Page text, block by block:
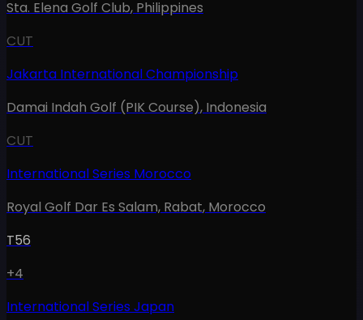
Sta. Elena Golf Club, Philippines
CUT
Jakarta International Championship
Damai Indah Golf (PIK Course), Indonesia
CUT
International Series Morocco
Royal Golf Dar Es Salam, Rabat, Morocco
T56
+4
International Series Japan